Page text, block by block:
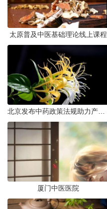
太原普及中医基础理论线上课程
厦门中医医院